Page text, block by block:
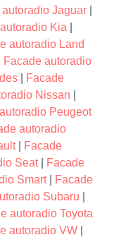
autoradio Jaguar
Kia
autoradio Land
Facade autoradio
Facade
Nissan
Peugeot
autoradio
|
Facade
Seat|
Facade
Smart|
Facade
Subaru
autoradio Toyota
autoradio VW